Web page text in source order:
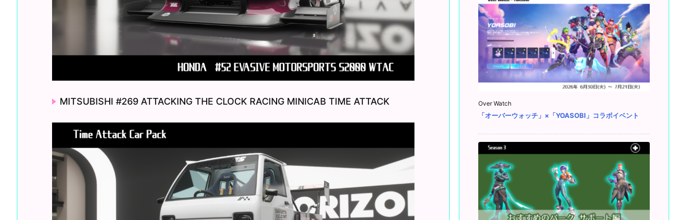
MITSUBISHI #269 ATTACKING THE CLOCK RACING MINICAB TIME ATTACK Over Watch
「オーバーウォッチ」×「YOASOBI」コラボイベント